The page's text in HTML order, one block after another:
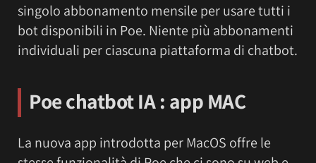
singolo abbonamento mensile per usare tutti i
bot disponibili in Poe. Niente più abbonamenti
individuali per ciascuna piattaforma di chatbot.
Poe chatbot IA : app MAC
La nuova app introdotta per MacOS offre le